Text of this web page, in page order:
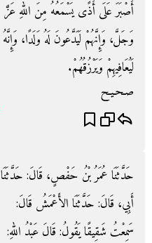
أَصْبَرَ عَلَى أَذًى يَسْمَعُهُ مِنَ اللهِ عَزَّ
وَجَلَّ، وَإِنَّهُمْ لَيَدَّعُونَ لَهُ وَلَدًا، وَإِنَّهُ
لَيُعَافِيهِمْ وَيَرْزُقُهُمْ‏.‏
صـحـيـح
حَدَّثَنَا عُمَرُ بْنُ حَفْصٍ، قَالَ‏:‏ حَدَّثَنَا
أَبِي، قَالَ‏:‏ حَدَّثَنَا الأَعْمَشُ قَالَ‏:‏
سَمِعْتُ شَقِيقًا يَقُولُ‏:‏ قَالَ عَبْدُ اللهِ‏:‏